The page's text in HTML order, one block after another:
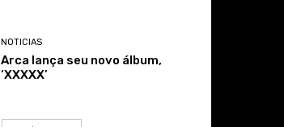
NOTICIAS
Arca lança seu novo álbum,
‘XXXXX’